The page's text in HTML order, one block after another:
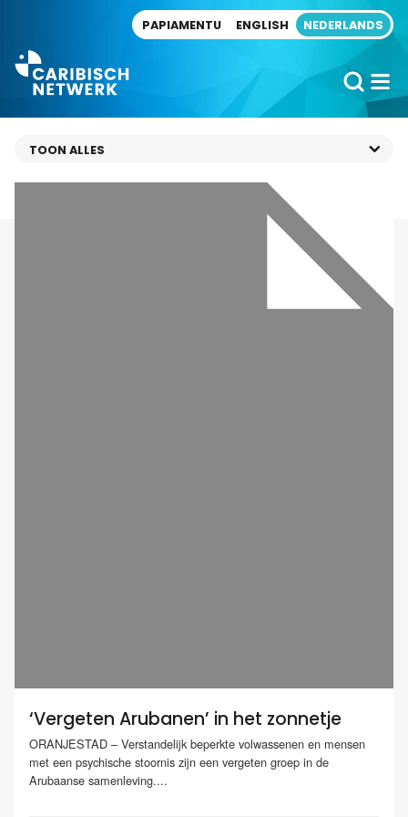
PAPIAMENTU ENGLISH NEDERLANDS
‘Vergeten Arubanen’ in het zonnetje
ORANJESTAD – Verstandelijk beperkte volwassenen en mensen
met een psychische stoornis zijn een vergeten groep in de
Arubaanse samenleving....